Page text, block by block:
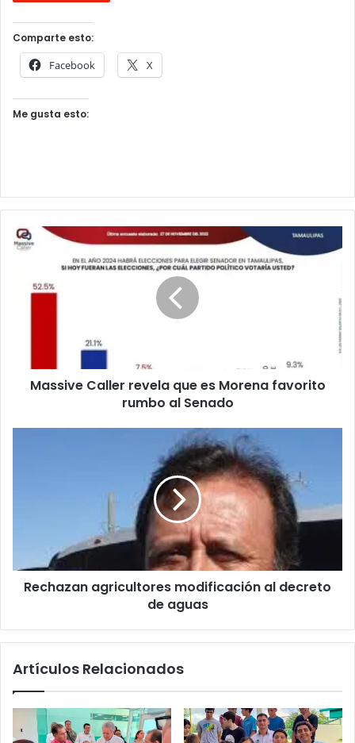
Comparte esto:
Facebook X
Me gusta esto:
Massive Caller revela que es Morena favorito
rumbo al Senado
Rechazan agricultores modificación al decreto
de aguas
Artículos Relacionados